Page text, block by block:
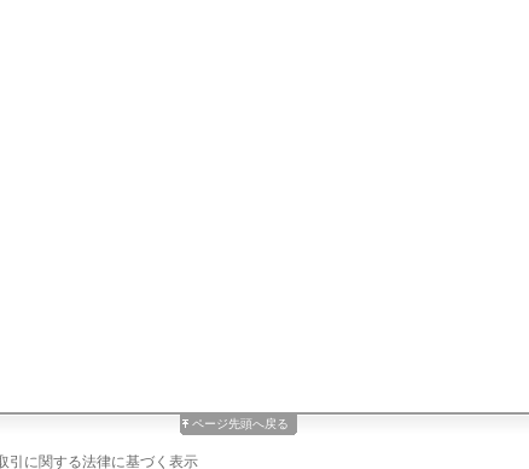
ページ先頭へ戻る
引に関する法律に基づく表示